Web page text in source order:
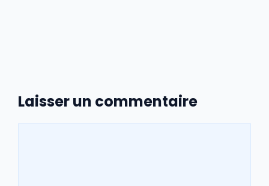
Laisser un commentaire